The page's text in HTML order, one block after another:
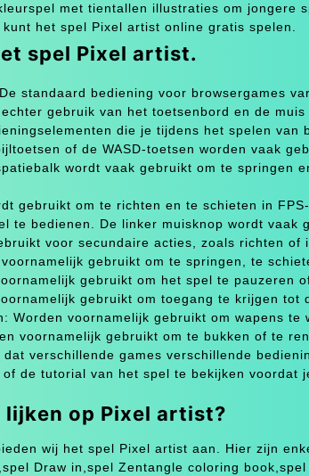
met tientallen illustraties om jongere
het spel Pixel artist online gratis spelen.
spel Pixel artist.
standaard bediening voor browsergames
gebruik van het toetsenbord en de
die je tijdens het spelen van
of de WASD-toetsen worden vaak
wordt vaak gebruikt om te springen
gebruikt om te richten en te schieten in
te bedienen. De linker muisknop wordt
voor secundaire acties, zoals richten of
gebruikt om te springen, te
gebruikt om het spel te pauzeren
gebruikt om toegang te krijgen tot
Worden voornamelijk gebruikt om wapens te
voornamelijk gebruikt om te bukken of te
verschillende games verschillende
de tutorial van het spel te bekijken voordat
lijken op Pixel artist?
wij het spel Pixel artist aan. Hier zijn
Draw in,spel Zentangle coloring